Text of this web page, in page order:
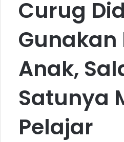
Curug
Gunakan
Anak,
Satunya
Pelajar